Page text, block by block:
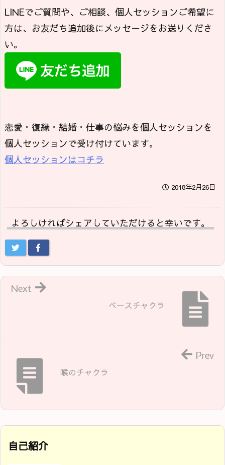
LINEでご質問や、ご相談、個人セッションご希望に
方は、お友だち追加後にメッセージをお送りくださ
い。
恋愛・復縁・結婚・仕事の悩みを個人セッションを
個人セッションで受け付けています。
個人セッションはコチラ
2018年2月26日
よろしければシェアしていただけると幸いです。
ベースチャクラ
Next
喉のチャクラ
Prev
自己紹介